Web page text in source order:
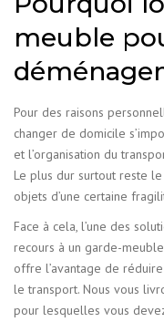
meuble
Pour des raisons
changer de domicile
et l’organisation du
Le plus dur surtout reste
objets d’une certaine
Face à cela, l’une des
recours à un garde-
offre l’avantage de
le transport. Nous vous
pour lesquelles vous